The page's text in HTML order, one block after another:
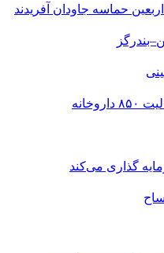
حماسه جاودان آفریدند
گذاری می‌کند